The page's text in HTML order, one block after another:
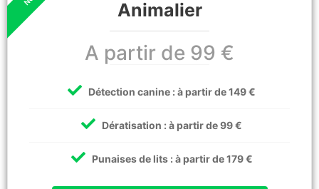
Animalier
A partir de 99 €
Détection canine : à partir de 149 €
Dératisation : à partir de 99 €
Punaises de lits : à partir de 179 €